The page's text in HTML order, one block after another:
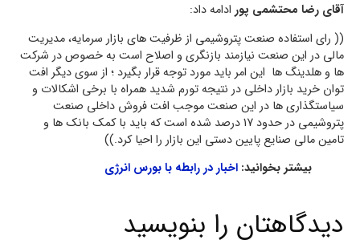
آقای رضا محتشمی پور ادامه داد:
(( رای استفاده صنعت پتروشیمی از ظرفیت های بازار سرمایه، مدیریت
مالی در این صنعت نیازمند بازنگری و اصلاح است به خصوص در شرکت
ها و هلدینگ ها این امر باید مورد توجه قرار بگیرد ؛ از سوی دیگر افت
توان خرید بازار داخلی در نتیجه تورم شدید همراه با برخی اشکالات و
سیاستگذاری ها در این صنعت موجب افت فروش داخلی صنعت
پتروشیمی در حدود 17 درصد شده است که باید با کمک بانک ها و
تامین مالی صنایع پایین دستی این بازار را احیا کرد.))
بیشتر بخوانید: اخبار در رابطه با بورس انرژی
دیدگاهتان را بنویسید